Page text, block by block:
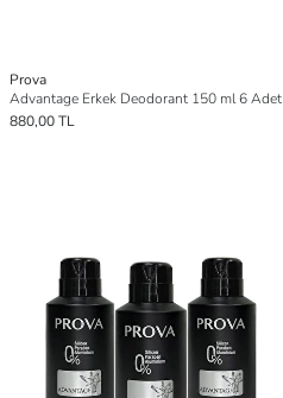
Prova
Advantage Erkek Deodorant 150 ml 6 Adet
880,00 TL